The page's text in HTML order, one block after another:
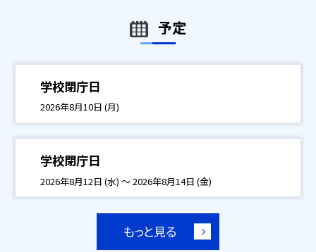
予定
学校閉庁日
2026年8月10日 (月)
学校閉庁日
2026年8月12日 (水) ～ 2026年8月14日 (金)
もっと見る